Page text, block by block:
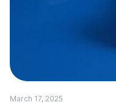
March 17, 2025